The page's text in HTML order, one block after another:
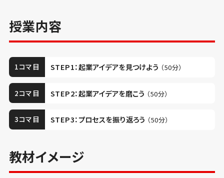
授業内容
1コマ目 STEP1：起業アイデアを見つけよう （50分）
2コマ目 STEP2：起業アイデアを磨こう （50分）
3コマ目 STEP3：プロセスを振り返ろう （50分）
教材イメージ